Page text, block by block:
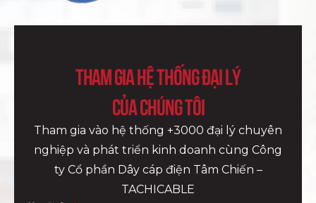
Tham Gia Hệ Thống Đại Lý
của Chúng Tôi
Tham gia vào hệ thống +3000 đại lý chuyên
nghiệp và phát triển kinh doanh cùng Công
ty Cổ phần Dây cáp điện Tâm Chiến –
TACHICABLE